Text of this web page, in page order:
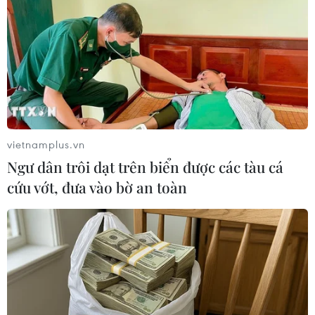
Theo dõi VietnamPlus
TIN LIÊN QUAN
vietnamplus.vn
Ngư dân trôi dạt trên biển được các tàu cá
cứu vớt, đưa vào bờ an toàn